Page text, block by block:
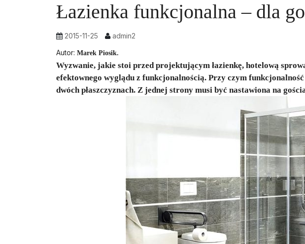
Łazienka funkcjonalna – dla
2015-11-25
admin2
Autor: Marek Piosik.
Wyzwanie, jakie stoi przed projektującym łazienkę, hotelową
efektownego wyglądu z funkcjonalnością. Przy czym
dwóch płaszczyznach. Z jednej strony musi być nastawiona na